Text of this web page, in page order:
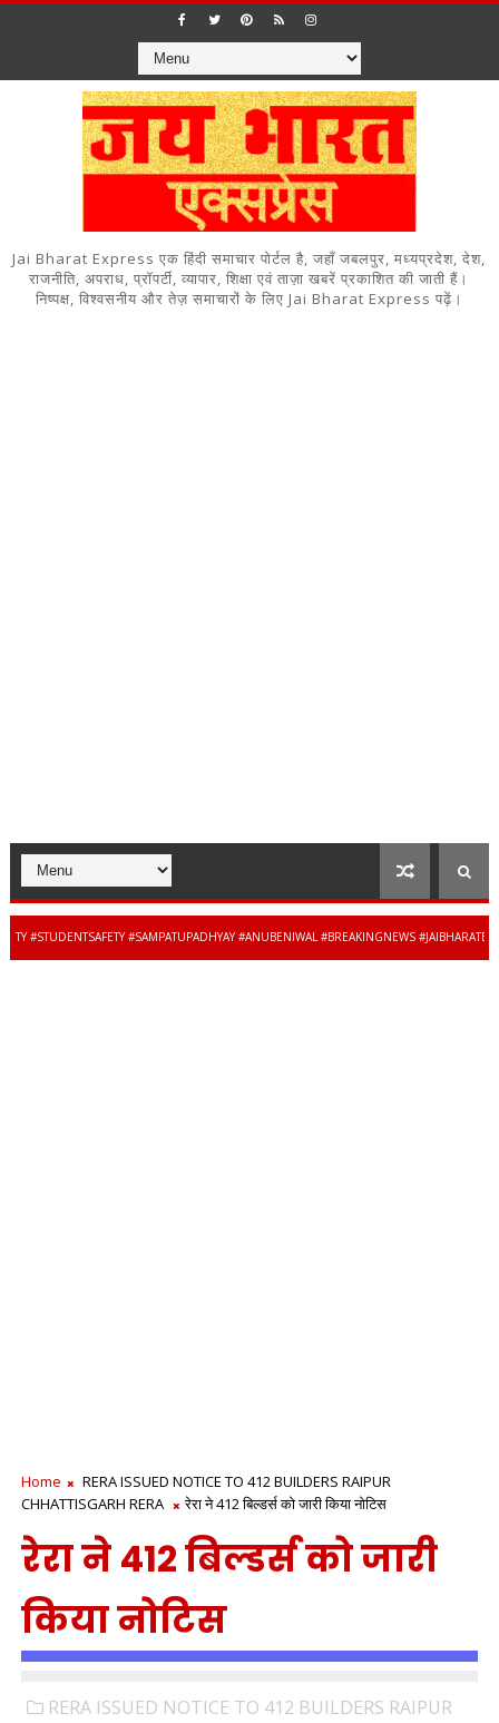
Jai Bharat Express एक हिंदी समाचार पोर्टल है, जहाँ जबलपुर, मध्यप्रदेश, देश,
राजनीति, अपराध, प्रॉपर्टी, व्यापार, शिक्षा एवं ताज़ा खबरें प्रकाशित की जाती हैं।
निष्पक्ष, विश्वसनीय और तेज़ समाचारों के लिए Jai Bharat Express पढ़ें।
#SAMPATUPADHYAY #ANUBENIWAL #BREAKINGNEWS
Home
RERA ISSUED NOTICE TO 412 BUILDERS RAIPUR
CHHATTISGARH RERA
रेरा ने 412 बिल्डर्स को जारी किया नोटिस
रेरा ने 412 बिल्डर्स को जारी
किया नोटिस
RERA ISSUED NOTICE TO 412 BUILDERS RAIPUR